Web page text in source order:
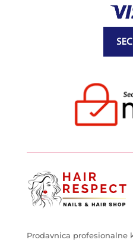
Prodavnica profesionalne